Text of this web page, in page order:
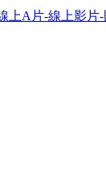
A片-線上影片-